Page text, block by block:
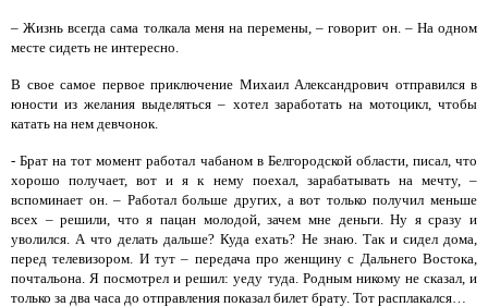
– Жизнь всегда сама толкала меня на перемены, – говорит он. – На одном
месте сидеть не интересно.
В свое самое первое приключение Михаил Александрович отправился в
юности из желания выделяться – хотел заработать на мотоцикл, чтобы
катать на нем девчонок.
- Брат на тот момент работал чабаном в Белгородской области, писал, что
хорошо получает, вот и я к нему поехал, зарабатывать на мечту, –
вспоминает он. – Работал больше других, а вот только получил меньше
всех – решили, что я пацан молодой, зачем мне деньги. Ну я сразу и
уволился. А что делать дальше? Куда ехать? Не знаю. Так и сидел дома,
перед телевизором. И тут – передача про женщину с Дальнего Востока,
почтальона. Я посмотрел и решил: уеду туда. Родным никому не сказал, и
только за два часа до отправления показал билет брату. Тот расплакался…